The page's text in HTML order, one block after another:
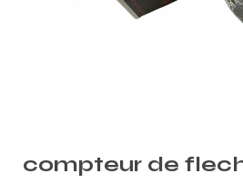
compteur de